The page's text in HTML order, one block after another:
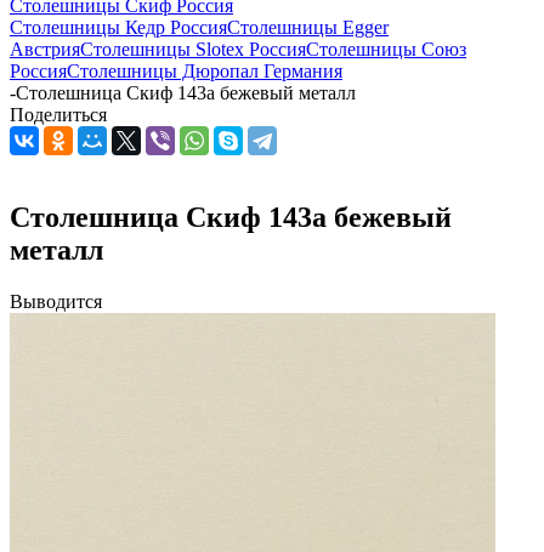
Столешницы Скиф Россия
Столешницы Кедр РоссияСтолешницы Egger
АвстрияСтолешницы Slotex РоссияСтолешницы Союз
РоссияСтолешницы Дюропал Германия
-Столешница Скиф 143а бежевый металл
Поделиться
Столешница Скиф 143а бежевый
металл
Выводится